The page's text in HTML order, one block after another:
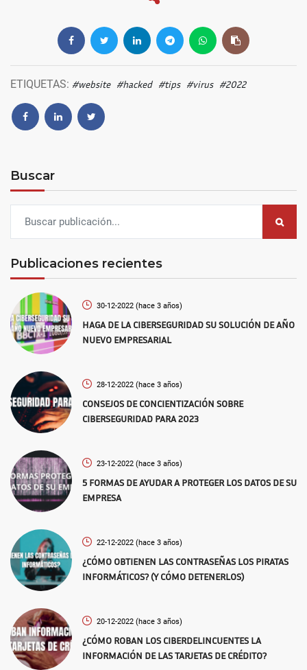
ETIQUETAS: #website #hacked #tips #virus #2022
Buscar
Publicaciones recientes
30-12-2022 (hace 3 años)
HAGA DE LA CIBERSEGURIDAD SU SOLUCIÓN DE AÑO
NUEVO EMPRESARIAL
28-12-2022 (hace 3 años)
CONSEJOS DE CONCIENTIZACIÓN SOBRE
CIBERSEGURIDAD PARA 2023
23-12-2022 (hace 3 años)
5 FORMAS DE AYUDAR A PROTEGER LOS DATOS DE SU
EMPRESA
22-12-2022 (hace 3 años)
¿CÓMO OBTIENEN LAS CONTRASEÑAS LOS PIRATAS
INFORMÁTICOS? (Y CÓMO DETENERLOS)
20-12-2022 (hace 3 años)
¿CÓMO ROBAN LOS CIBERDELINCUENTES LA
INFORMACIÓN DE LAS TARJETAS DE CRÉDITO?